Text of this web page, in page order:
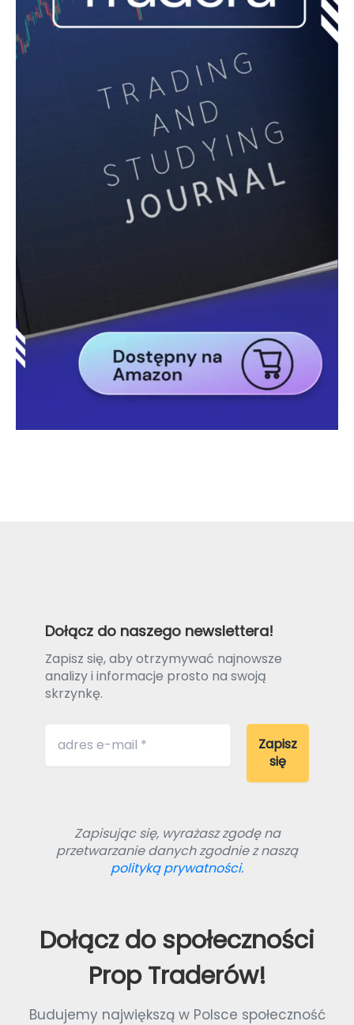
Dołącz do naszego newslettera!
Zapisz się, aby otrzymywać najnowsze
analizy i informacje prosto na swoją
skrzynkę.
Zapisując się, wyrażasz zgodę na
przetwarzanie danych zgodnie z naszą
polityką prywatności.
Dołącz do społeczności
Prop Traderów!
Budujemy największą w Polsce społeczność